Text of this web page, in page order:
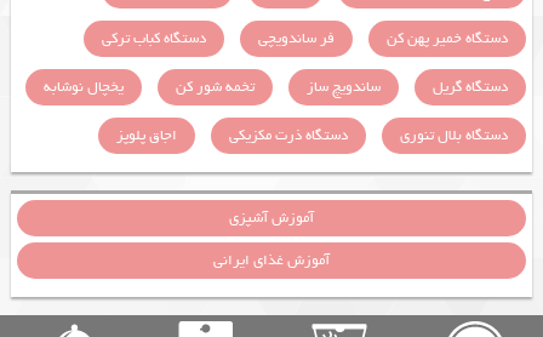
دستگاه خمیر پهن کن
فر ساندویچی
دستگاه کباب ترکی
دستگاه گریل
ساندویچ ساز تخمه شور کن
یخچال نوشابه
دستگاه بلال تنوری
دستگاه ذرت مکزیکی اجاق پلوپز
آموزش آشپزی
آموزش غذای ایرانی